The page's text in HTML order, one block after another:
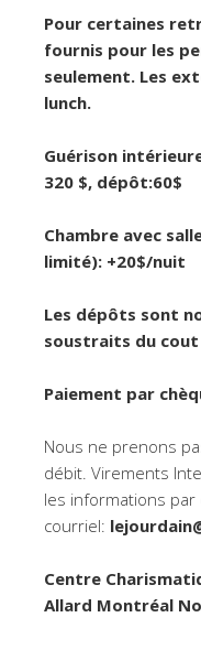
Pour certaines
fournis pour les
seulement. Les
lunch.
Guérison
320 $, dépôt:60$
Chambre avec
limité): +20$/nuit
Les dépôts sont
soustraits du
Paiement par
Nous ne prenons
débit. Virements
les informations
courriel:
Centre
Allard Montréal